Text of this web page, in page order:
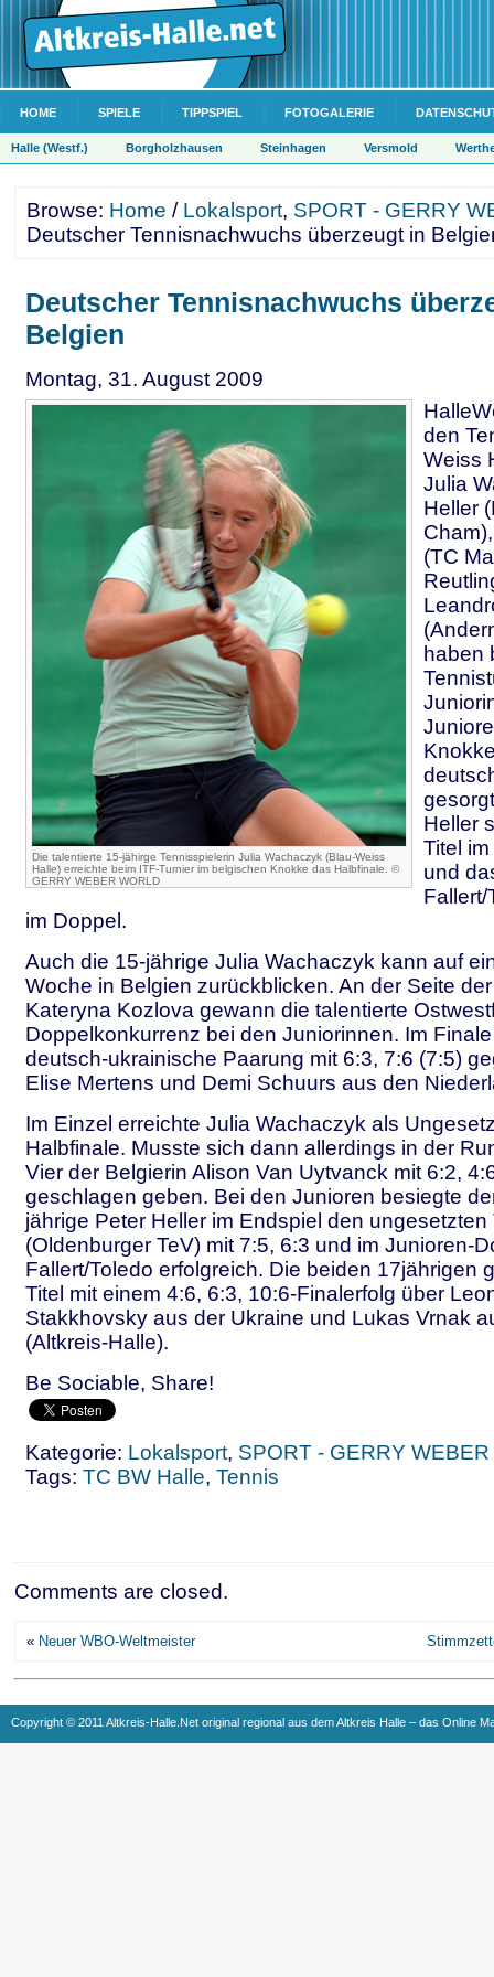
HOME SPIELE TIPPSPIEL FOTOGALERIE
Halle (Westf.) Borgholzhausen Steinhagen Versmold
Browse: Home / Lokalsport, SPORT - GERRY
Deutscher Tennisnachwuchs überzeugt in
Deutscher Tennisnachwuchs
Belgien
Montag, 31. August 2009
Die talentierte 15-jähirge Tennisspielerin Julia Wachaczyk (Blau-Weiss
Halle) erreichte beim ITF-Turnier im belgischen Knokke das Halbfinale. ©
GERRY WEBER WORLD
den
Weiss
Julia
Heller
(TC
haben
Heller
Titel
und
Fallert/
im Doppel.
Auch die 15-jährige Julia Wachaczyk kann auf
Woche in Belgien zurückblicken. An der Seite
Kateryna Kozlova gewann die talentierte
Doppelkonkurrenz bei den Juniorinnen. Im
deutsch-ukrainische Paarung mit 6:3, 7:6 (7:5)
Elise Mertens und Demi Schuurs aus den
Im Einzel erreichte Julia Wachaczyk als
Halbfinale. Musste sich dann allerdings in der
Vier der Belgierin Alison Van Uytvanck mit 6:2,
geschlagen geben. Bei den Junioren besiegte
jährige Peter Heller im Endspiel den ungesetzten
(Oldenburger TeV) mit 7:5, 6:3 und im Junioren-
Fallert/Toledo erfolgreich. Die beiden 17jährigen
Titel mit einem 4:6, 6:3, 10:6-Finalerfolg über
Stakkhovsky aus der Ukraine und Lukas Vrnak
(Altkreis-Halle).
Be Sociable, Share!
Kategorie: Lokalsport, SPORT - GERRY
Tags: TC BW Halle, Tennis
Comments are closed.
« Neuer WBO-Weltmeister
Copyright © 2011 Altkreis-Halle.Net original regional aus dem Altkreis Halle – das Online